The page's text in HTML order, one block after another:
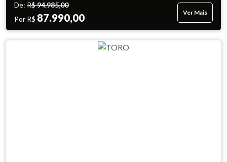
De: R$94.985,00
Por R$ 87.990,00 Ver Mais